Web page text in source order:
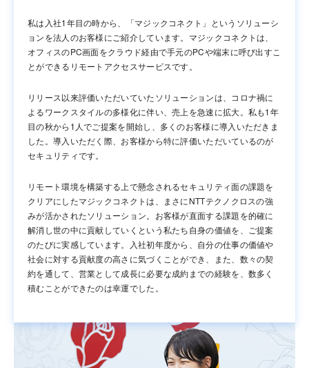
私は入社1年目の時から、「マジックコネクト」というソリューシ
ョンを法人のお客様にご紹介しています。マジックコネクトは、
オフィスのPC画面をクラウド経由で手元のPCや端末に呼び出すこ
とができるリモートアクセスサービスです。
リリース以来評価いただいていたソリューションは、コロナ禍に
よるワークスタイルの多様化に伴い、売上を急速に拡大。私も1年
目の秋から1人でご提案を開始し、多くのお客様に導入いただきま
した。導入いただく際、お客様から特に評価いただいているのが
セキュリティです。
リモート環境を構築する上で懸念されるセキュリティ面の課題を
クリアにしたマジックコネクトは、まさにNTTテクノクロスの強
みが活かされたソリューション。お客様が直面する課題を的確に
解消し世の中に貢献していくという私たち自身の価値を、ご提案
のたびに実感しています。入社初年度から、自分の仕事の価値や
社会に対する貢献度の高さに気づくことができ、また、数々の契
約を通して、営業として成長に必要な成約までの経験を、数多く
積むことができたのは幸運でした。